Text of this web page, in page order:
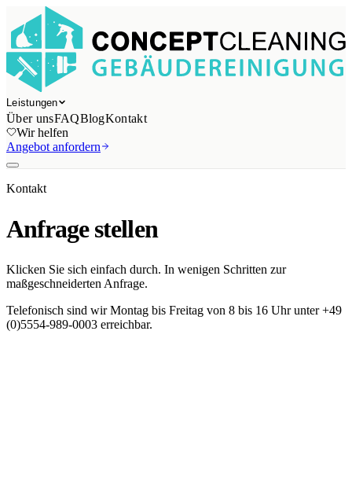
Leistungen
Über unsFAQBlogKontakt
Wir helfen
Angebot anfordern
Kontakt
Anfrage stellen
Klicken Sie sich einfach durch. In wenigen Schritten zur
maßgeschneiderten Anfrage.
Telefonisch sind wir Montag bis Freitag von 8 bis 16 Uhr unter +49
(0)5554-989-0003 erreichbar.